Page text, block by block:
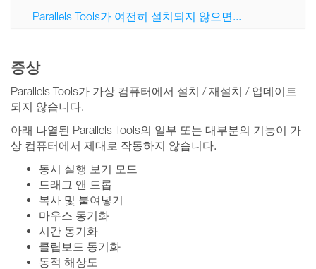
증상
Parallels Tools가 가상 컴퓨터에서 설치 / 재설치 / 업데이트
되지 않습니다.
아래 나열된 Parallels Tools의 일부 또는 대부분의 기능이 가
상 컴퓨터에서 제대로 작동하지 않습니다.
동시 실행 보기 모드
드래그 앤 드롭
복사 및 붙여넣기
마우스 동기화
시간 동기화
클립보드 동기화
동적 해상도
Parallels Tools가 여전히 설치되지 않으면...